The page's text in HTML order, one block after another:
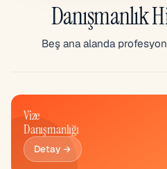
Danışmanlık
Beş ana alanda
Vize
Danışmanlığı
Detay →